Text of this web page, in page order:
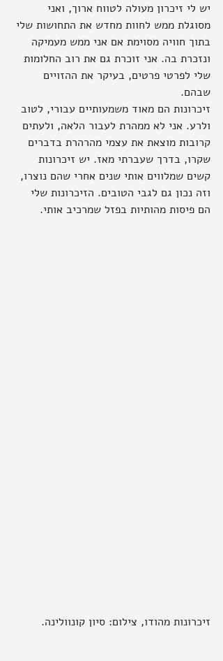
יש לי זיכרון מעולה לטווח ארוך, ואני
מסוגלת ממש לחוות מחדש את התחושות שלי
בתוך חוויה מסוימת אם אני ממש מעמיקה
ונזכרת בה. אני זוכרת גם את רוב החלומות
שלי לפרטי פרטים, בעיקר את ההזויים
שבהם.
זיכרונות הם מאוד משמעותיים עבורי, לטוב
ולרע. אני לא ממהרת לעבור הלאה, ולעתים
קרובות מוצאת את עצמי מהרהרת בדברים
שקרו, בדרך שעברתי מאז. יש זיכרונות
קשים שמלווים אותי שנים אחרי שהם נוצרו,
וזה נכון גם לגבי הטובים. הזיכרונות שלי
הם פיסות מהותיות בפזל שמרכיב אותי.
זיכרונות מהודו, צילום: סיון קונוולינה.